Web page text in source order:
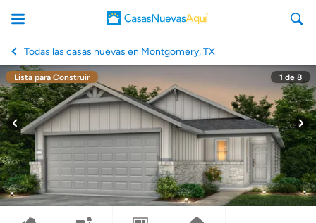
CasasNuevasAqui
Todas las casas nuevas en Montgomery, TX
Lista para Construir 1 de 8